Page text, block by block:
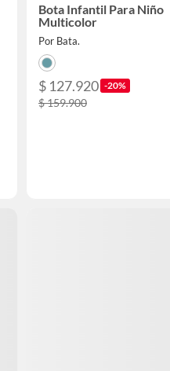
Bota Infantil Para Niño
Multicolor
Por Bata.
$ 127.920 -20%
$ 159.900